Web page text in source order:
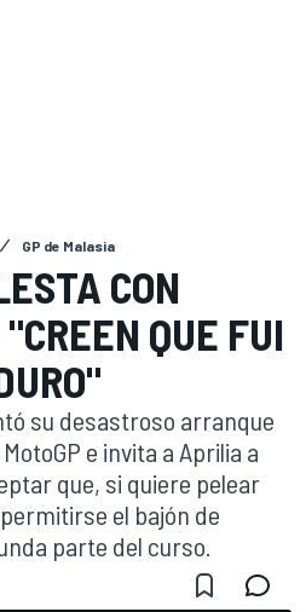
GP de Malasia
CON
QUE FUI
su desastroso arranque
e invita a Aprilia a
que, si quiere pelear
el bajón de
parte del curso.